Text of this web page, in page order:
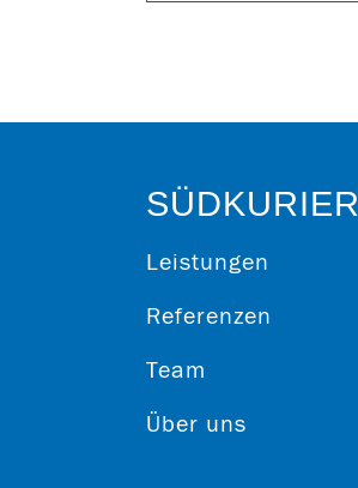
Leistungen
Referenzen
Team
Über uns